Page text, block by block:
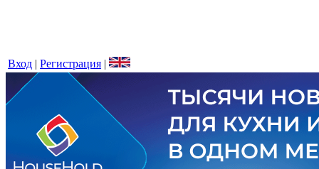
Вход | Регистрация |